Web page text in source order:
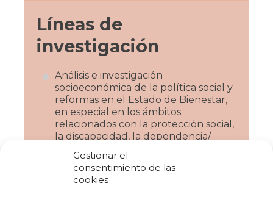
Gestionar el
consentimiento de las
cookies
Líneas de
investigación
Análisis e investigación
socioeconómica de la política social y
reformas en el Estado de Bienestar,
en especial en los ámbitos
relacionados con la protección social,
la discapacidad, la dependencia/
exclusión social y el Tercer Sector o
Sector no lucrativo.